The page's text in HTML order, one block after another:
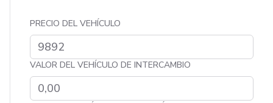
PRECIO DEL VEHÍCULO
VALOR DEL VEHÍCULO DE INTERCAMBIO